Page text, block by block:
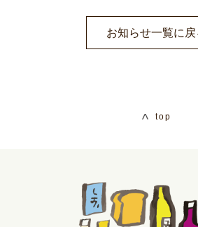
お知らせ一覧に戻
top